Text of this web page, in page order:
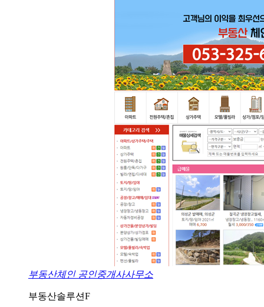
부동산체인 공인중개사사무소
부동산솔루션F